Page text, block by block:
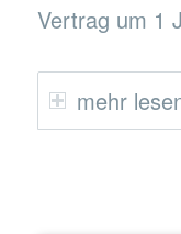
Vertrag um 1
mehr